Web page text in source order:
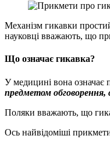
Механізм гикавки
науковці вважають, що
Що означає гикавка?
У медицині вона означає
предметом обговорення,
Поляки вважають, що
Ось найвідоміші